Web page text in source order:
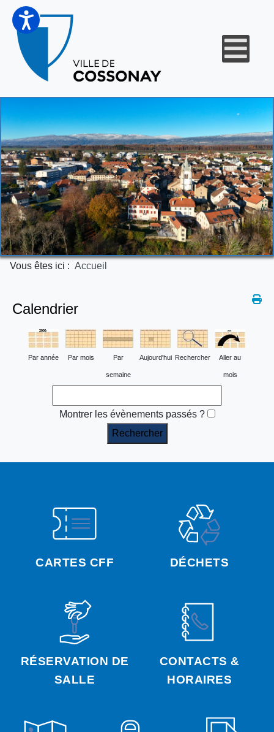
Vous êtes ici : Accueil
CARTES CFF DÉCHETS
RÉSERVATION DE
SALLE
CONTACTS &
HORAIRES
Calendrier
Par année Par mois Par
semaine
Aujourd'hui Rechercher Aller au
mois
Montrer les évènements passés ?